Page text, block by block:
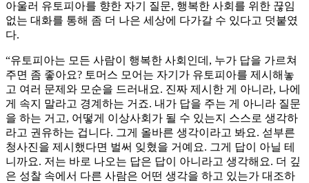
아울러 유토피아를 향한 자기 질문, 행복한 사회를 위한 끊임
없는 대화를 통해 좀 더 나은 세상에 다가갈 수 있다고 덧붙였
다.
“유토피아는 모든 사람이 행복한 사회인데, 누가 답을 가르쳐
주면 좀 좋아요? 토머스 모어는 자기가 유토피아를 제시해놓
고 여러 문제와 모순을 드러내요. 진짜 제시한 게 아니라, 나에
게 속지 말라고 경계하는 거죠. 내가 답을 주는 게 아니라 질문
을 하는 거고, 어떻게 이상사회가 될 수 있는지 스스로 생각하
라고 권유하는 겁니다. 그게 올바른 생각이라고 봐요. 섣부른
청사진을 제시했다면 벌써 잊혔을 거예요. 그게 답이 아닐 테
니까요. 저는 바로 나오는 답은 답이 아니라고 생각해요. 더 깊
은 성찰 속에서 다른 사람은 어떤 생각을 하고 있는가 대조하